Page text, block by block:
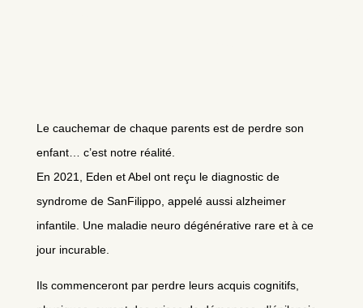
Le cauchemar de chaque parents est de perdre son
enfant… c’est notre réalité.
En 2021, Eden et Abel ont reçu le diagnostic de
syndrome de SanFilippo, appelé aussi alzheimer
infantile. Une maladie neuro dégénérative rare et à ce
jour incurable.
Ils commenceront par perdre leurs acquis cognitifs,